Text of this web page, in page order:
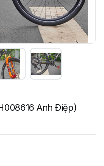
Anh Điệp)